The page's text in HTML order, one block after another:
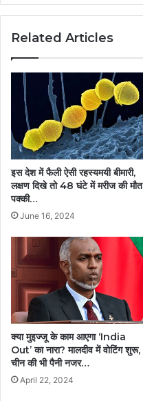
Related Articles
इस देश में फैली ऐसी रहस्यमयी बीमारी,
लक्षण दिखे तो 48 घंटे में मरीज की मौत
पक्की…
June 16, 2024
क्या मुइज्जू के काम आएगा ‘India
Out’ का नारा? मालदीव में वोटिंग शुरू,
चीन की भी पैनी नजर…
April 22, 2024